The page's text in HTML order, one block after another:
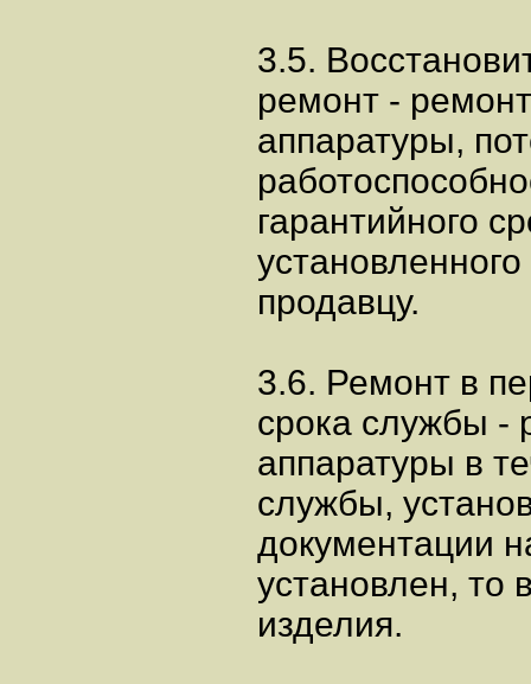
3.5.
ремонт -
аппаратуры,
гарантийного
продавцу.
3.6. Ремонт в
срока службы -
аппаратуры в
службы,
документации
установлен, то
изделия.